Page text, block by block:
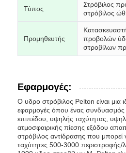
Τύπος
Στρόβιλος
στρόβιλος
Προμηθευτής
προβολών
στροβίλων
Εφαρμογές:
Ο υδρο στρόβιλος Pelton είναι μια
εφαρμογές όπου ένας
επιπέδου, υψηλής ταχύτητας,
ατμοσφαιρικής πίεσης εξόδου
στρόβιλος αντίδρασης που μπορεί
ταχύτητες 500-3000 περιστροφής/